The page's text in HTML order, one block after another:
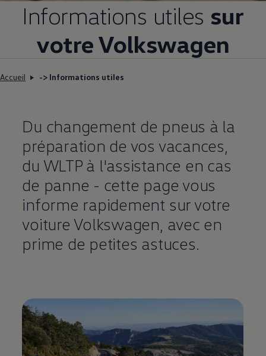
Informations utiles sur
votreVolkswagen
Accueil -> Informations utiles
Du changement de pneus à la
préparation de vos vacances,
du WLTP à l'assistance en cas
de panne - cette page vous
informe rapidement sur votre
voiture Volkswagen , avec en
prime de petites astuces.